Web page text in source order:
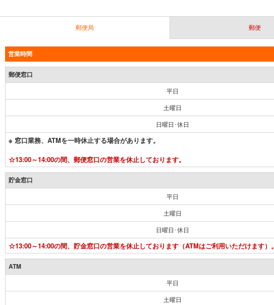
郵便局 郵便
営業時間
郵便窓口
平日
土曜日
日曜日･休日
※ 窓口業務、ATMを一時休止する場合があります。
☆13:00～14:00の間、郵便窓口の営業を休止しております。
貯金窓口
平日
土曜日
日曜日･休日
☆13:00～14:00の間、貯金窓口の営業を休止しております（ATMはご利用いただけます）。
ATM
平日
土曜日